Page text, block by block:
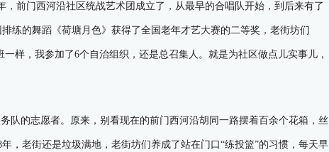
前门西河沿社区统战艺术团成立了，从最早的合唱队开始，到后来有了
练的舞蹈《荷塘月色》获得了全国老年才艺大赛的二等奖，老街坊们
样，我参加了6个自治组织，还是总召集人。就是为社区做点儿实事儿，
的志愿者。原来，别看现在的前门西河沿胡同一路摆着百余个花箱，丝
，老街还是垃圾满地，老街坊们养成了站在门口“练投篮”的习惯，每天早